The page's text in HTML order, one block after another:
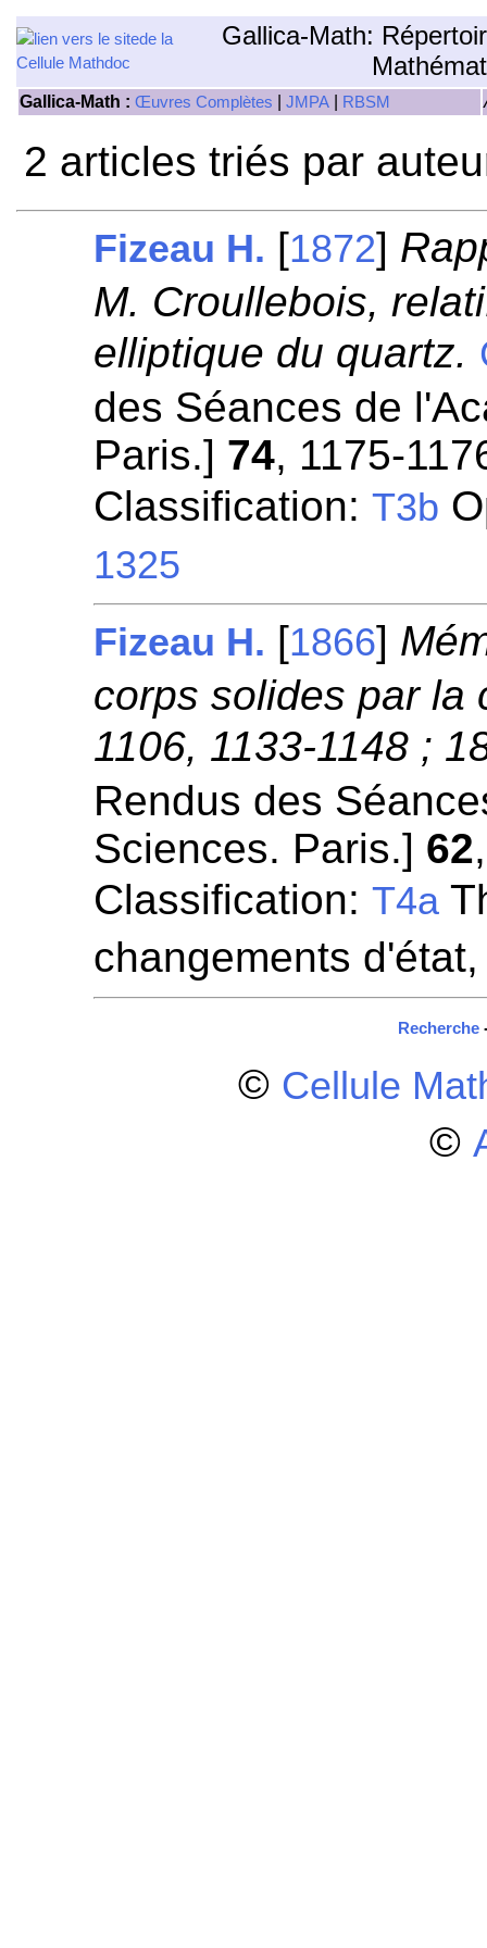
Gallica-Math:
Gallica-Math : Œuvres Complètes JMPA RBSM
2 articles triés par
Fizeau H. [1872]
M. Croullebois,
elliptique du quartz.
des Séances de
Paris.] 74, 1175-
Classification:T3b
1325
Fizeau H. [1866]
corps solides par la
1106, 1133-1148 ;
Rendus des
Sciences. Paris.] 62
Classification:T4a
changements
Recherche
© Cellule
©